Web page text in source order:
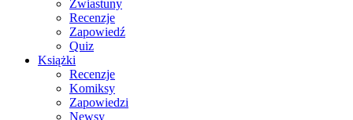
Zwiastuny
Recenzje
Zapowiedź
Quiz
Książki
Recenzje
Komiksy
Zapowiedzi
Newsy